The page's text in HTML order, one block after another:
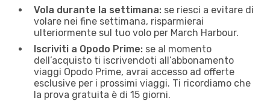
Vola durante la settimana: se riesci a evitare di
volare nei fine settimana, risparmierai
ulteriormente sul tuo volo per March Harbour.
Iscriviti a Opodo Prime: se al momento
dell’acquisto ti iscrivendoti all’abbonamento
viaggi Opodo Prime, avrai accesso ad offerte
esclusive per i prossimi viaggi. Ti ricordiamo che
la prova gratuita è di 15 giorni.